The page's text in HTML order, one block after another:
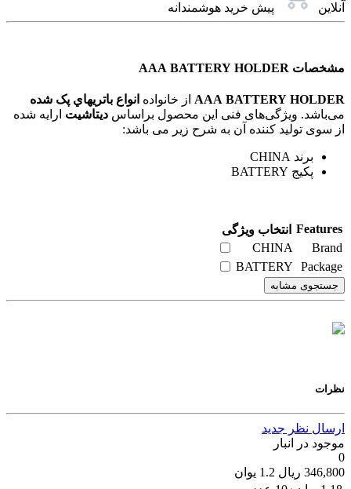
آنلاین پیش خرید هوشمندانه
مشخصات AAA BATTERY HOLDER
AAA BATTERY HOLDER از خانواده انواع باتريهاي پک شده
می‌باشد. ویژگی‌های فنی این محصول براساس دیتاشیت ارایه شده
از سوی تولید کننده آن به شرح زیر می باشد:
برند CHINA
پکیج BATTERY
Features انتخاب ویژگی
Brand
CHINA
Package
BATTERY
جستجوی مشابه
نظرات
ارسال نظر جدید
موجود در انبار
0
346,800 ریال 1.2 یوان